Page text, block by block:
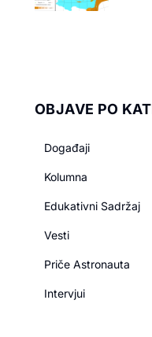
OBJAVE PO
Događaji
Kolumna
Edukativni Sadržaj
Vesti
Priče Astronauta
Intervjui